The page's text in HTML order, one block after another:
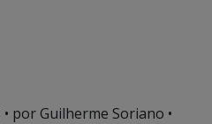
• por Guilherme Soriano •